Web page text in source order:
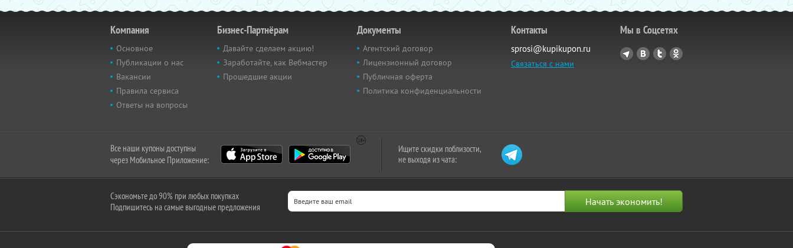
Компания
Основное
Публикации о нас
Вакансии
Правила сервиса
Ответы на вопросы
Бизнес-Партнёрам
Давайте сделаем акцию!
Заработайте, как Вебмастер
Прошедшие акции
Документы
Агентский договор
Лицензионный договор
Публичная оферта
Политика конфиденциальности
Контакты
sprosi@kupikupon.ru
Связаться с нами
Мы в Соцсетях
Все наши купоны доступны
через Мобильное Приложение:
Ищите скидки поблизости,
не выходя из чата:
Сэкономьте до 90% при любых покупках
Подпишитесь на самые выгодные предложения